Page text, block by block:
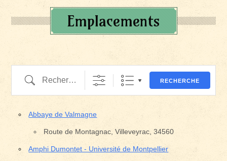
Emplacements
Recherche RECHERCHE
Abbaye de Valmagne
Route de Montagnac, Villeveyrac, 34560
Amphi Dumontet - Université de Montpellier